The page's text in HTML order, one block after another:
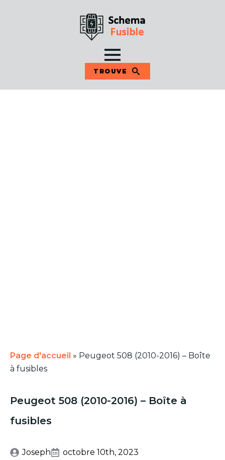
TROUVE
Page d'accueil » Peugeot 508 (2010-2016) – Boîte
à fusibles
Peugeot 508 (2010-2016) – Boîte à
fusibles
Joseph octobre 10th, 2023